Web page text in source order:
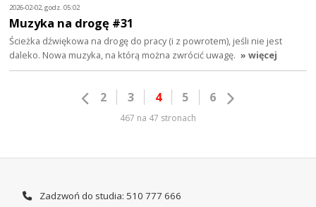
2026-02-02, godz. 05:02
Muzyka na drogę #31
Ścieżka dźwiękowa na drogę do pracy (i z powrotem), jeśli nie jest
daleko. Nowa muzyka, na którą można zwrócić uwagę. » więcej
2 3 4 5 6
467 na 47 stronach
Zadzwoń do studia: 510 777 666